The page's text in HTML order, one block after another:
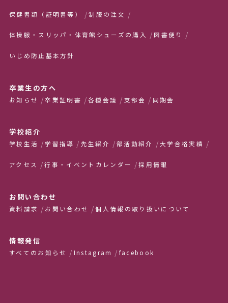
保健書類（証明書等） 制服の注文
体操服・スリッパ・体育館シューズの購入 図書便り
いじめ防止基本方針
卒業生の方へ
お知らせ 卒業証明書 各種会議 支部会 同期会
学校紹介
学校生活 学習指導 先生紹介 部活動紹介 大学合格実績
アクセス 行事・イベントカレンダー 採用情報
お問い合わせ
資料請求 お問い合わせ 個人情報の取り扱いについて
情報発信
すべてのお知らせ Instagram facebook